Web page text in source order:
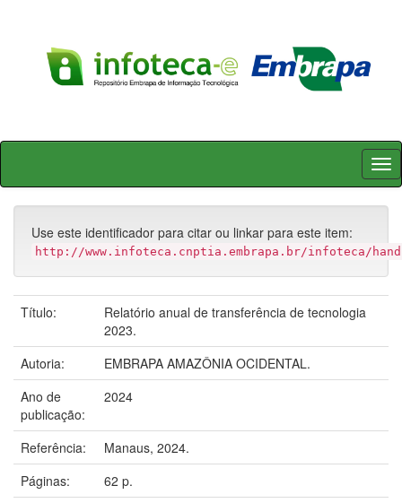
Skip
Use este identificador para citar ou linkar para este item:
http://www.infoteca.cnptia.embrapa.br/infoteca/
Título:
Relatório anual de transferência de tecnologia
2023.
Autoria:
EMBRAPA AMAZÔNIA OCIDENTAL.
Ano de
publicação:
2024
Referência:
Manaus, 2024.
Páginas:
62 p.